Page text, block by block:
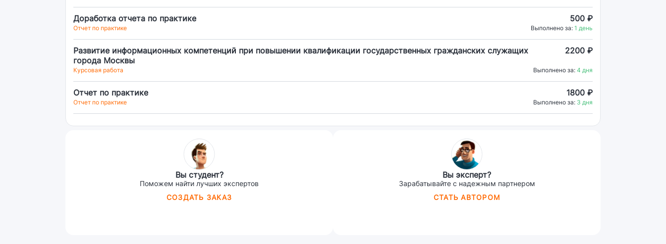
Доработка отчета по практике 500 ₽
Отчет по практике Выполнено за: 1 день
Развитие информационных компетенций при повышении квалификации государственных гражданских служащих
города Москвы
2200 ₽
Курсовая работа Выполнено за: 4 дня
Отчет по практике 1800 ₽
Отчет по практике Выполнено за: 3 дня
Вы студент?
Поможем найти лучших экспертов
СОЗДАТЬ ЗАКАЗ
Вы эксперт?
Зарабатывайте с надежным партнером
СТАТЬ АВТОРОМ